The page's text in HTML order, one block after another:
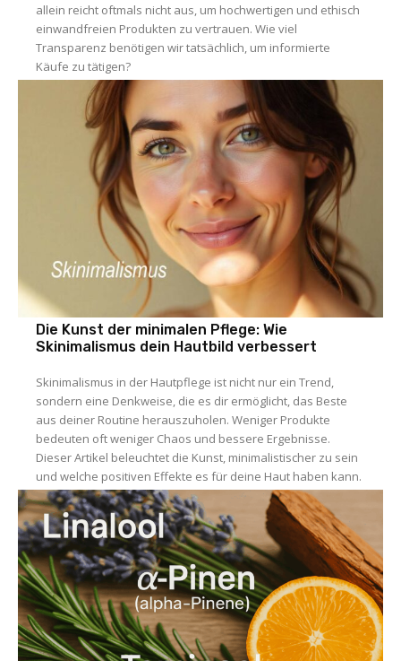
allein reicht oftmals nicht aus, um hochwertigen und ethisch
einwandfreien Produkten zu vertrauen. Wie viel
Transparenz benötigen wir tatsächlich, um informierte
Käufe zu tätigen?
Die Kunst der minimalen Pflege: Wie
Skinimalismus dein Hautbild verbessert
Skinimalismus in der Hautpflege ist nicht nur ein Trend,
sondern eine Denkweise, die es dir ermöglicht, das Beste
aus deiner Routine herauszuholen. Weniger Produkte
bedeuten oft weniger Chaos und bessere Ergebnisse.
Dieser Artikel beleuchtet die Kunst, minimalistischer zu sein
und welche positiven Effekte es für deine Haut haben kann.